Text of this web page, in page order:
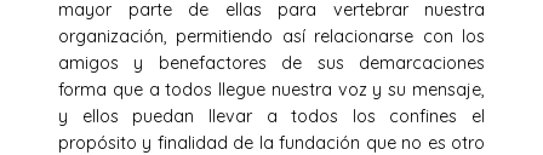
mayor parte de ellas para vertebrar nuestra
organización, permitiendo así relacionarse con los
amigos y benefactores de sus demarcaciones
forma que a todos llegue nuestra voz y su mensaje,
y ellos puedan llevar a todos los confines el
propósito y finalidad de la fundación que no es otro